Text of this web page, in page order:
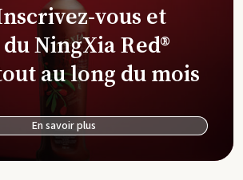
vous et
NingXia Red®
au long du mois
En savoir plus